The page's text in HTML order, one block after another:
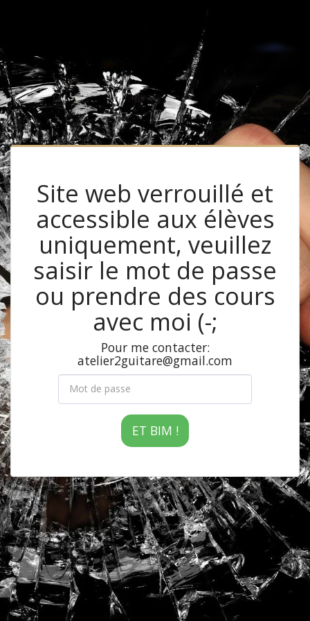
Site web verrouillé et
accessible aux élèves
uniquement, veuillez
saisir le mot de passe
ou prendre des cours
avec moi (-;
Pour me contacter:
atelier2guitare@gmail.com
ET BIM !